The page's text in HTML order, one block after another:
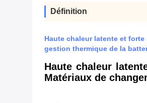
Définition
Haute chaleur latente et
gestion thermique de la
Haute chaleur
Matériaux de